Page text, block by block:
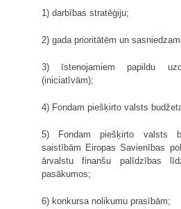
1) darbības stratēģiju;
2) gada prioritātēm un
3) īstenojamiem papildu
(iniciatīvām);
4) Fondam piešķirto valsts
5) Fondam piešķirto valsts
saistībām Eiropas Savienības
ārvalstu finanšu palīdzības
pasākumos;
6) konkursa nolikumu prasībām;